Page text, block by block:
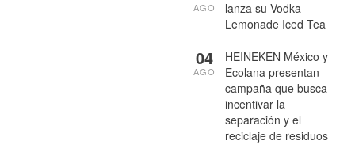
lanza su Vodka
Lemonade Iced Tea
AGO
HEINEKEN México y
Ecolana presentan
campaña que busca
incentivar la
separación y el
reciclaje de residuos
04
AGO